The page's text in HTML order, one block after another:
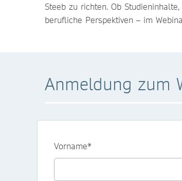
Steeb zu richten. Ob
berufliche Perspektiven – im
Anmeldung zum
Vorname*